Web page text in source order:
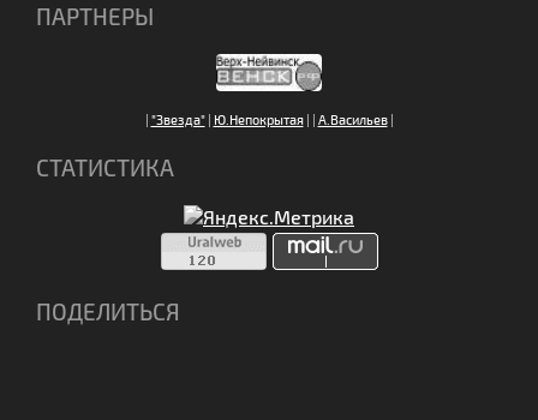
ПАРТНЕРЫ
| "Звезда"| Ю.Непокрытая| | А.Васильев|
СТАТИСТИКА
ПОДЕЛИТЬСЯ